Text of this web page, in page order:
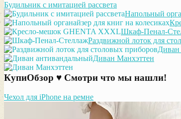
Будильник с имитацией рассвета
Напольный
Шкаф-Пенал-
Раздвижной лоток для
Диван
Диван Манхэттен
КупиОбзор ♥ Смотри что мы нашли!
Чехол для iPhone на ремне